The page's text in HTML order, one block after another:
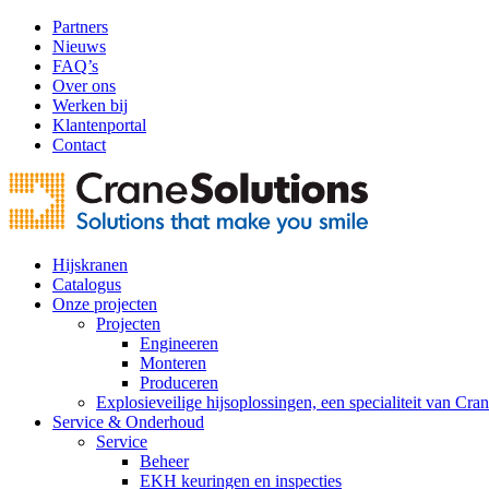
Partners
Nieuws
FAQ’s
Over ons
Werken bij
Klantenportal
Contact
Hijskranen
Catalogus
Onze projecten
Projecten
Engineeren
Monteren
Produceren
Explosieveilige hijsoplossingen, een specialiteit van
Service & Onderhoud
Service
Beheer
EKH keuringen en inspecties